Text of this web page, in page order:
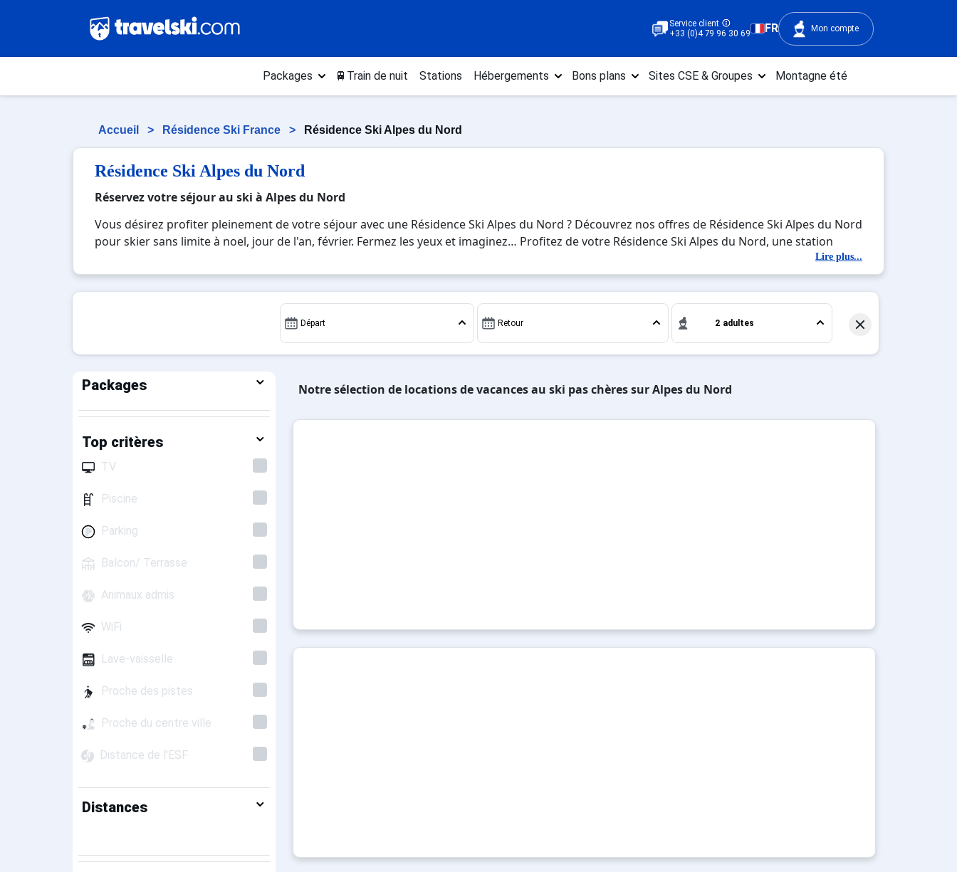
Service client
+33 (0)4 79 96 30 69
FR Mon compte
Packages 🚆Train de nuit Stations Hébergements Bons plans Sites CSE & Groupes Montagne été
Accueil > Résidence Ski France > Résidence Ski Alpes du Nord
Résidence Ski Alpes du Nord
Réservez votre séjour au ski à Alpes du Nord
Vous désirez profiter pleinement de votre séjour avec une Résidence Ski Alpes du Nord ? Découvrez nos offres de Résidence Ski Alpes du Nord
pour skier sans limite à noel, jour de l'an, février. Fermez les yeux et imaginez… Profitez de votre Résidence Ski Alpes du Nord, une station
réputée et moderne où vous pourrez mêler les plaisirs de la glisse sur les pistes de ski et des activités en totale immersion avec la beauté des
paysages montagnards. Pour un week-end ou pour 7 jours en Résidence Ski Alpes du Nord , en famille ou entre amis, c'est l'occasion parfaite
pour créer des souvenirs uniques de vos vacances au ski.
Lire plus...
Départ Retour 2 adultes
Packages
Top critères
TV
Piscine
Parking
Balcon/ Terrasse
Animaux admis
WiFi
Lave-vaisselle
Proche des pistes
Proche du centre ville
Distance de l'ESF
Distances
Notre sélection de locations de vacances au ski pas chères sur Alpes du Nord